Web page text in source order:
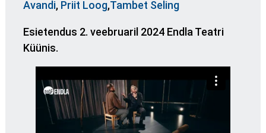
Avandi, Priit Loog,Tambet Seling
Esietendus 2. veebruaril 2024 Endla Teatri
Küünis.